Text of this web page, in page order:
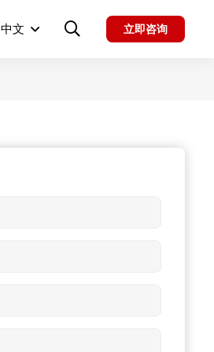
中文 立即咨询